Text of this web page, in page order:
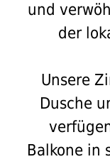
und
der
Unsere
Dusche
Balkone in